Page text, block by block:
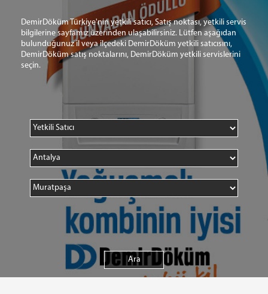
DemirDöküm Türkiye'nin yetkili satıcı, Satış noktası, yetkili servis
bilgilerine sayfamız üzerinden ulaşabilirsiniz. Lütfen aşağıdan
bulunduğunuz il veya ilçedeki DemirDöküm yetkili satıcısını,
DemirDöküm satış noktalarını, DemirDöküm yetkili servislerini
seçin.